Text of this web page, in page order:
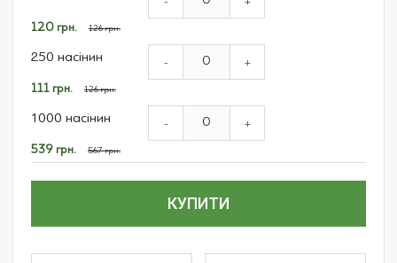
Спеціальна
120 грн. 126 грн.
250 насінин
Спеціальна
111 грн. 126 грн.
- +
1000 насінин
Спеціальна
ціна
539 грн. 567 грн.
- +
КУПИТИ